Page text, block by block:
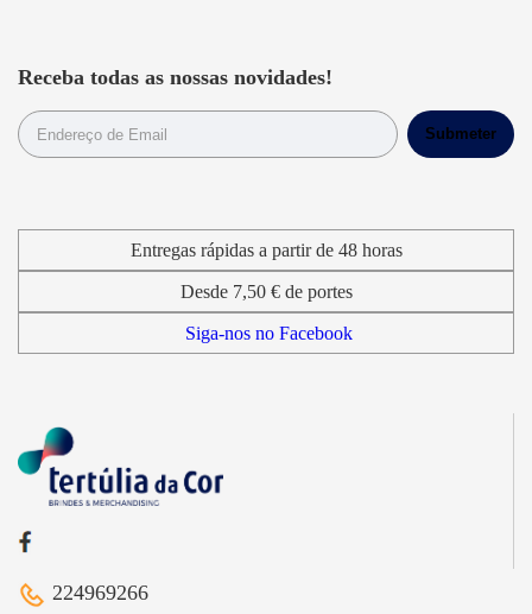
Receba todas as nossas novidades!
Entregas rápidas a partir de 48 horas
Desde 7,50 € de portes
Siga-nos no Facebook
224969266